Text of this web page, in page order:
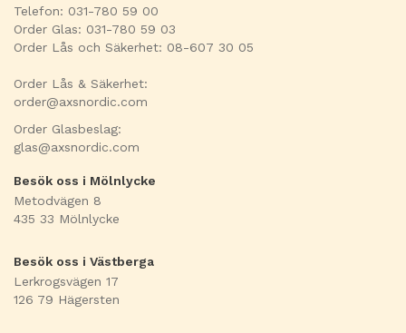
Telefon: 031-780 59 00
Order Glas: 031-780 59 03
Order Lås och Säkerhet: 08-607 30 05
Order Lås & Säkerhet:
order@axsnordic.com
Order Glasbeslag:
glas@axsnordic.com
Besök oss i Mölnlycke
Metodvägen 8
435 33 Mölnlycke
Besök oss i Västberga
Lerkrogsvägen 17
126 79 Hägersten